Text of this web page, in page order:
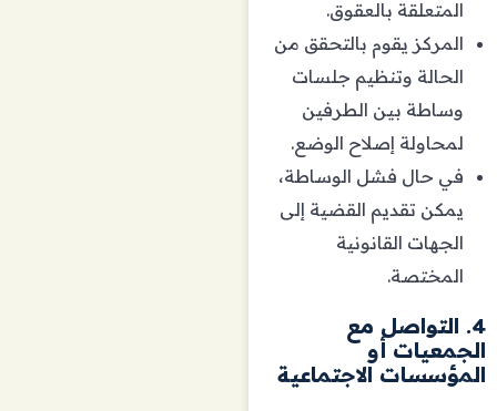
المتعلقة بالعقوق.
المركز يقوم بالتحقق من
الحالة وتنظيم جلسات
وساطة بين الطرفين
لمحاولة إصلاح الوضع.
في حال فشل الوساطة،
يمكن تقديم القضية إلى
الجهات القانونية
المختصة.
4. التواصل مع
الجمعيات أو
المؤسسات الاجتماعية